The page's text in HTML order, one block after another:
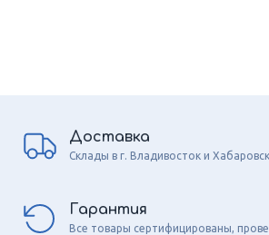
Доставка
Склады в г. Владивосток и Хабаровск
Гарантия
Все товары сертифицированы,